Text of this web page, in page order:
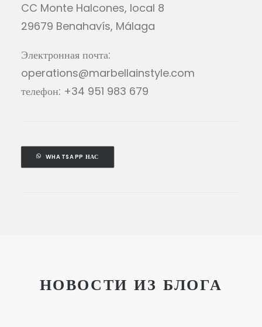
CC Monte Halcones, local 8
29679 Benahavís, Málaga
Электронная почта:
operations@marbellainstyle.com
телефон: +34 951 983 679
WHATSAPP НАС
НОВОСТИ ИЗ БЛОГА